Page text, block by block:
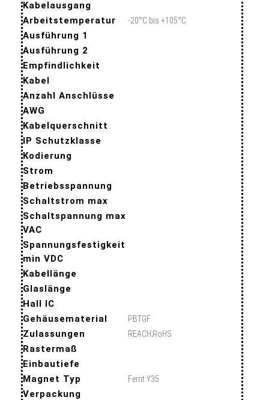
Kabelausgang
Arbeitstemperatur
-20°C bis +105°C
Ausführung 1
Ausführung 2
Empfindlichkeit
Kabel
Anzahl Anschlüsse
AWG
Kabelquerschnitt
IP Schutzklasse
Kodierung
Strom
Betriebsspannung
Schaltstrom max
Schaltspannung max
VAC
Spannungsfestigkeit
min VDC
Kabellänge
Glaslänge
Hall IC
Gehäusematerial
PBTGF
Zulassungen REACH;RoHS
Rastermaß
Einbautiefe
Magnet Typ
Ferrit Y35
Verpackung